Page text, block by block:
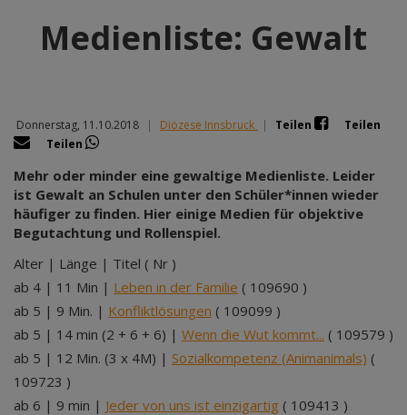
Medienliste: Gewalt
Donnerstag, 11.10.2018 | Diözese Innsbruck | Teilen
Teilen
Teilen
Mehr oder minder eine gewaltige Medienliste. Leider
ist Gewalt an Schulen unter den Schüler*innen wieder
häufiger zu finden. Hier einige Medien für objektive
Begutachtung und Rollenspiel.
Alter | Länge | Titel ( Nr )
ab 4 | 11 Min | Leben in der Familie ( 109690 )
ab 5 | 9 Min. | Konfliktlösungen ( 109099 )
ab 5 | 14 min (2 + 6 + 6) | Wenn die Wut kommt... ( 109579 )
ab 5 | 12 Min. (3 x 4M) | Sozialkompetenz (Animanimals) (
109723 )
ab 6 | 9 min | Jeder von uns ist einzigartig ( 109413 )